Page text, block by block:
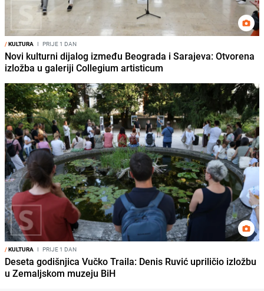
/KULTURA I PRIJE 1 DAN
Novi kulturni dijalog između Beograda i Sarajeva: Otvorena
izložba u galeriji Collegium artisticum
/KULTURA I PRIJE 1 DAN
Deseta godišnjica Vučko Traila: Denis Ruvić upriličio izložbu
u Zemaljskom muzeju BiH